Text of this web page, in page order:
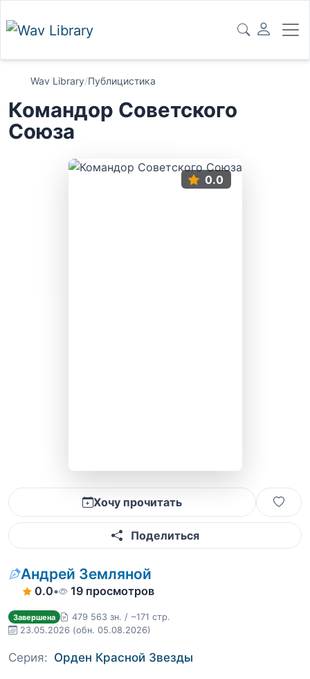
Wav Library/Публицистика
Командор Советского
Союза
0.0
Хочу прочитать
Поделиться
Андрей Земляной
0.0• 19 просмотров
Завершена
479 563 зн. / ~171 стр.
23.05.2026 (обн. 05.08.2026)
Серия: Орден Красной Звезды